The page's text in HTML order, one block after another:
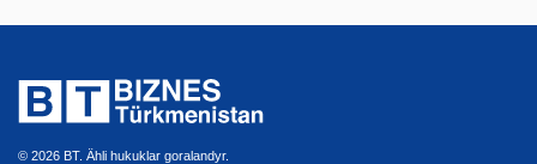
© 2026 BT. Ähli hukuklar goralandyr.